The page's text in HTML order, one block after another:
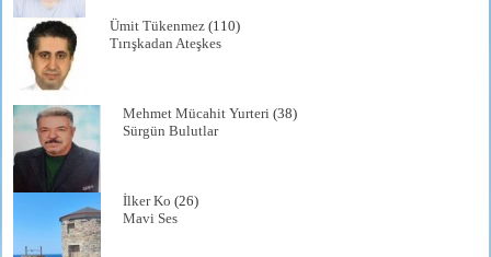
Ümit Tükenmez (110)
Tırışkadan Ateşkes
Mehmet Mücahit Yurteri (38)
Sürgün Bulutlar
İlker Ko (26)
Mavi Ses